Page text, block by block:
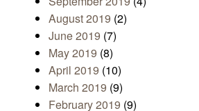
August 2019 (2)
June 2019 (7)
May 2019 (8)
April 2019 (10)
March 2019 (9)
February 2019 (9)